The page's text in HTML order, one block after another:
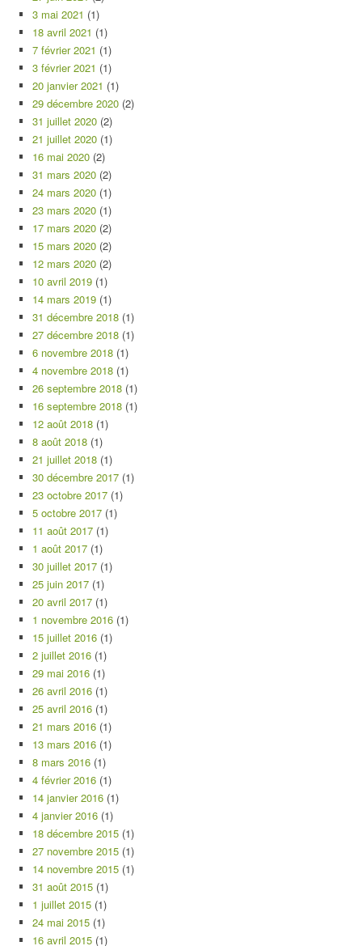
3 mai 2021 (1)
18 avril 2021 (1)
7 février 2021 (1)
3 février 2021 (1)
20 janvier 2021 (1)
29 décembre 2020 (2)
31 juillet 2020 (2)
21 juillet 2020 (1)
16 mai 2020 (2)
31 mars 2020 (2)
24 mars 2020 (1)
23 mars 2020 (1)
17 mars 2020 (2)
15 mars 2020 (2)
12 mars 2020 (2)
10 avril 2019 (1)
14 mars 2019 (1)
31 décembre 2018 (1)
27 décembre 2018 (1)
6 novembre 2018 (1)
4 novembre 2018 (1)
26 septembre 2018 (1)
16 septembre 2018 (1)
12 août 2018 (1)
8 août 2018 (1)
21 juillet 2018 (1)
30 décembre 2017 (1)
23 octobre 2017 (1)
5 octobre 2017 (1)
11 août 2017 (1)
1 août 2017 (1)
30 juillet 2017 (1)
25 juin 2017 (1)
20 avril 2017 (1)
1 novembre 2016 (1)
15 juillet 2016 (1)
2 juillet 2016 (1)
29 mai 2016 (1)
26 avril 2016 (1)
25 avril 2016 (1)
21 mars 2016 (1)
13 mars 2016 (1)
8 mars 2016 (1)
4 février 2016 (1)
14 janvier 2016 (1)
4 janvier 2016 (1)
18 décembre 2015 (1)
27 novembre 2015 (1)
14 novembre 2015 (1)
31 août 2015 (1)
1 juillet 2015 (1)
24 mai 2015 (1)
16 avril 2015 (1)